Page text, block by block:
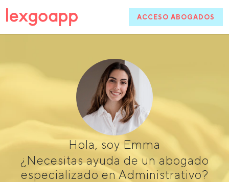
ACCESO ABOGADOS
Hola, soy Emma
¿Necesitas ayuda de un abogado
especializado en Administrativo?